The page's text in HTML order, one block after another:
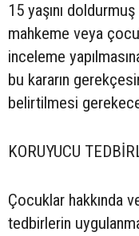
15 yaşını
mahkeme veya
inceleme
bu kararın
belirtilmesi
KORUYUCU
Çocuklar hakkında
tedbirlerin